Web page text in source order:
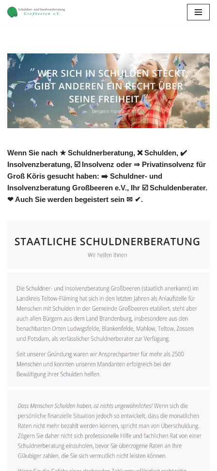
Wenn Sie nach ★ Schuldnerberatung, ❌ Schulden, ✔️
Insolvenzberatung, ☑️ Insolvenz oder ⇒ Privatinsolvenz für
Groß Köris gesucht haben: ➡️ Schuldner- und
Insolvenzberatung Großbeeren e.V., Ihr ☑️ Schuldenberater.
❤ Auch Sie werden begeistert sein ✉ ✔.